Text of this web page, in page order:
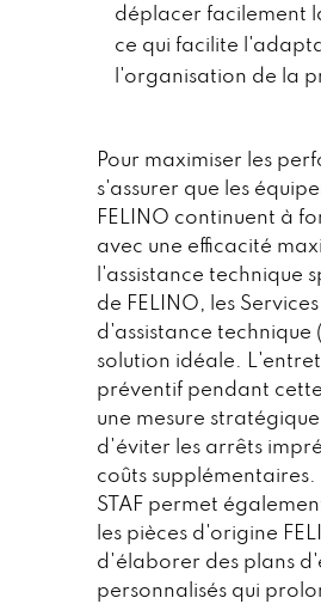
déplacer facilement
ce qui facilite
l'organisation de la
Pour maximiser les
s'assurer que les
FELINO continuent à
avec une efficacité
l'assistance technique
de FELINO, les Services
d'assistance technique
solution idéale.
préventif pendant
une mesure
d'éviter les arrêts
coûts supplémentaires.
STAF permet
les pièces d'origine
d'élaborer des plans
personnalisés qui